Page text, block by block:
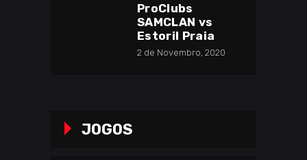
ProClubs
SAMCLAN vs
Estoril Praia
2 de Novembro, 2020
JOGOS